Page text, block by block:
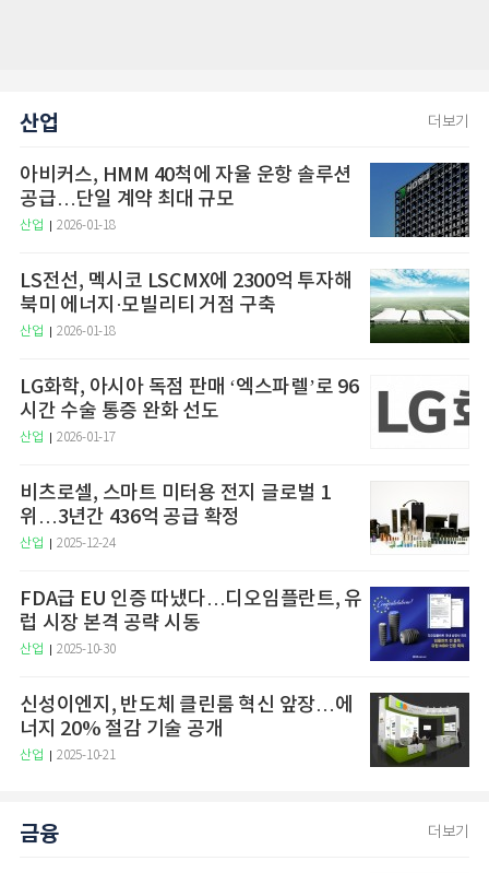
산업 더보기
아비커스, HMM 40척에 자율 운항 솔루션
공급…단일 계약 최대 규모
산업 2026-01-18
LS전선, 멕시코 LSCMX에 2300억 투자해
북미 에너지·모빌리티 거점 구축
산업 2026-01-18
LG화학, 아시아 독점 판매 ‘엑스파렐’로 96
시간 수술 통증 완화 선도
산업 2026-01-17
비츠로셀, 스마트 미터용 전지 글로벌 1
위…3년간 436억 공급 확정
산업 2025-12-24
FDA급 EU 인증 따냈다…디오임플란트, 유
럽 시장 본격 공략 시동
산업 2025-10-30
신성이엔지, 반도체 클린룸 혁신 앞장…에
너지 20% 절감 기술 공개
산업 2025-10-21
금융 더보기